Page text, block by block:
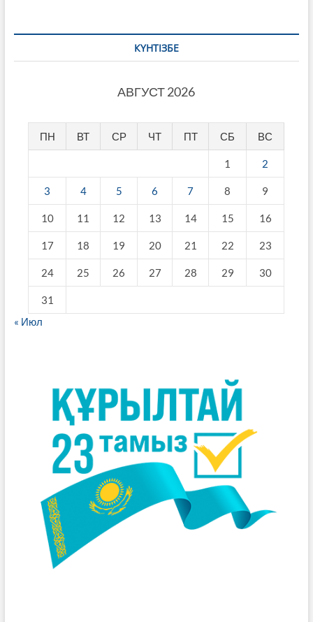
КҮНТІЗБЕ
АВГУСТ 2026
ПН ВТ СР ЧТ ПТ СБ ВС
1 2
3 4 5 6 7 8 9
10 11 12 13 14 15 16
17 18 19 20 21 22 23
24 25 26 27 28 29 30
31
« Июл